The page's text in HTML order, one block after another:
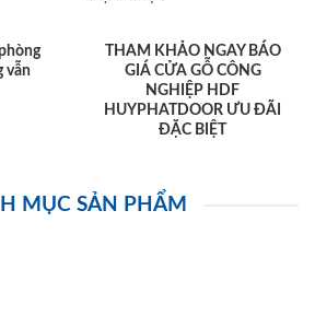
vẫn
THAM KHẢO NGAY BÁO
GIÁ CỬA GỖ CÔNG
NGHIỆP HDF
HUYPHATDOOR ƯU ĐÃI
ĐẶC BIỆT
MỤC SẢN PHẨM